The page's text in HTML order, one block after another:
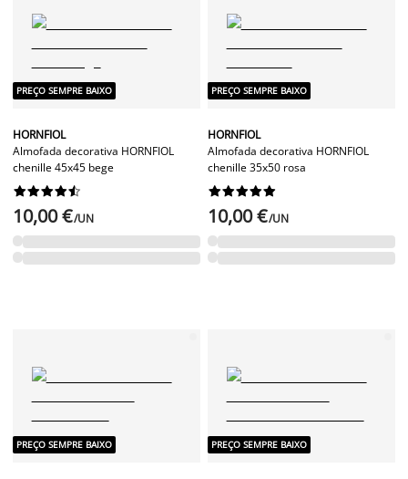
PREÇO SEMPRE BAIXO
HORNFIOL
Almofada decorativa HORNFIOL
chenille 45x45 bege






10,00 €/UN
PREÇO SEMPRE BAIXO
HORNFIOL
Almofada decorativa HORNFIOL
chenille 35x50 rosa






10,00 €/UN
PREÇO SEMPRE BAIXO PREÇO SEMPRE BAIXO